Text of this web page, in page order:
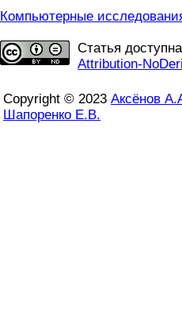
Компьютерные
Статья
Attribution-
Copyright © 2023 Аксёнов
Шапоренко Е.В.